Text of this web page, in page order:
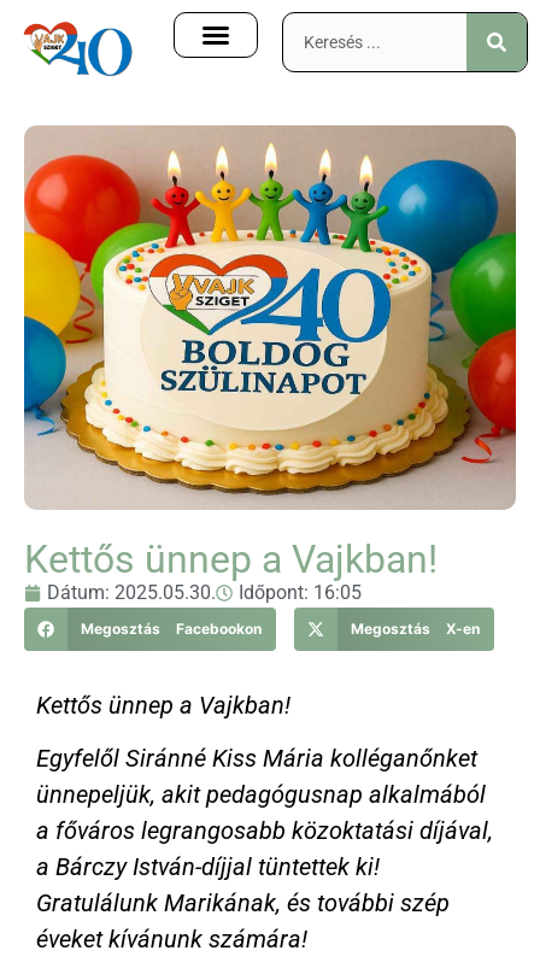
Kettős ünnep a Vajkban!
Dátum: 2025.05.30. Időpont: 16:05
Megosztás Facebookon Megosztás X-en
Kettős ünnep a Vajkban!
Egyfelől Siránné Kiss Mária kolléganőnket
ünnepeljük, akit pedagógusnap alkalmából
a főváros legrangosabb közoktatási díjával,
a Bárczy István-díjjal tüntettek ki!
Gratulálunk Marikának, és további szép
éveket kívánunk számára!